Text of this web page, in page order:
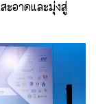
ะอาดและมุ่งสู่